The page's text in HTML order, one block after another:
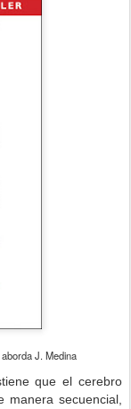
J. Medina
que el cerebro
secuencial,